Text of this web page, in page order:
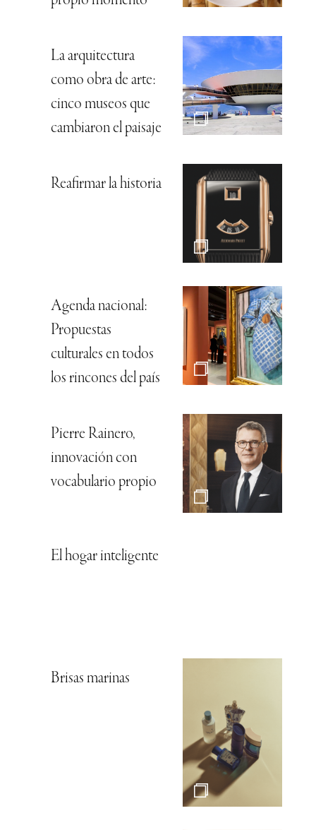
La arquitectura
como obra de arte:
cinco museos que
cambiaron el paisaje
Reafirmar la historia
Agenda nacional:
Propuestas
culturales en todos
los rincones del país
Pierre Rainero,
innovación con
vocabulario propio
El hogar inteligente
Brisas marinas